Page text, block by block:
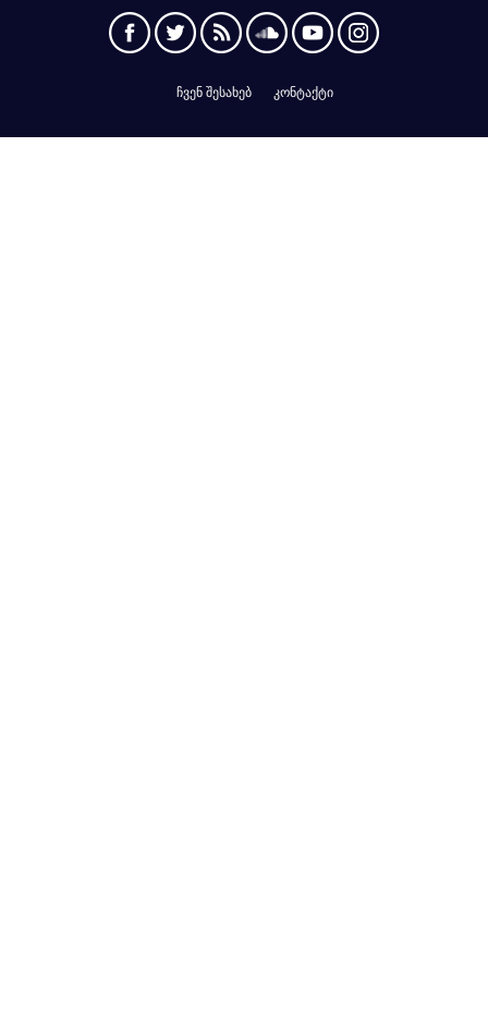
ჩვენ შესახებ კონტაქტი